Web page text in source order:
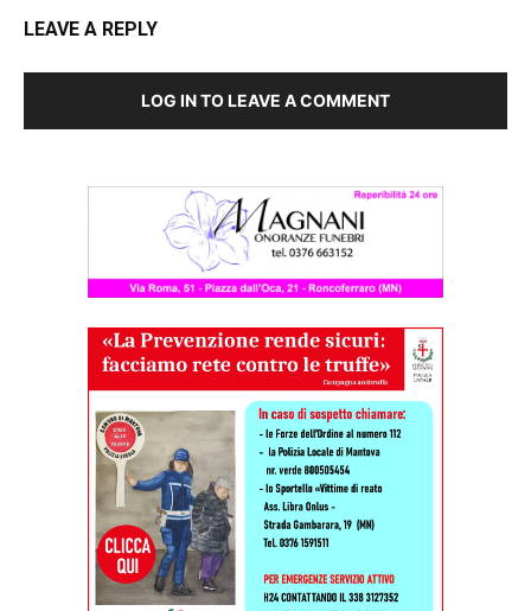
LEAVE A REPLY
LOG IN TO LEAVE A COMMENT